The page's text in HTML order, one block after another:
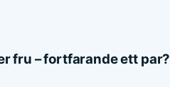
fru – fortfarande ett par?